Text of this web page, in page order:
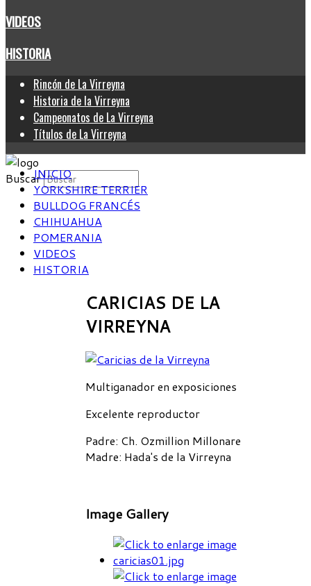
VIDEOS
HISTORIA
Rincón de La Virreyna
Historia de la Virreyna
Campeonatos de La Virreyna
Títulos de La Virreyna
BuscarINICIO
YORKSHIRE TERRIER
BULLDOG FRANCÉS
CHIHUAHUA
POMERANIA
VIDEOS
HISTORIA
CARICIAS DE LA
VIRREYNA
Multiganador en exposiciones
Excelente reproductor
Padre: Ch. Ozmillion Millonare
Madre: Hada's de la Virreyna
Image Gallery